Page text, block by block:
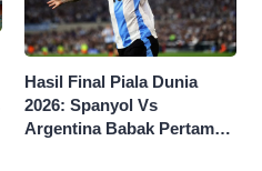
Hasil Final Piala Dunia
2026: Spanyol Vs
Argentina Babak Pertama